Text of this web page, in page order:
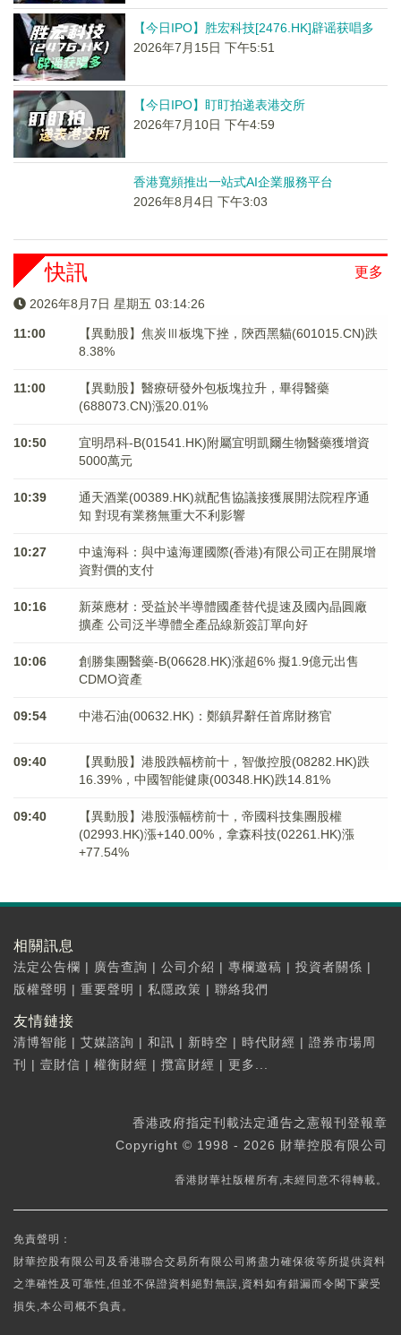
【今日IPO】胜宏科技[2476.HK]辟谣获唱多
2026年7月15日 下午5:51
【今日IPO】盯盯拍递表港交所
2026年7月10日 下午4:59
香港寬頻推出一站式AI企業服務平台
2026年8月4日 下午3:03
更多
快訊
2026年8月7日 星期五 03:14:26
11:00
【異動股】焦炭Ⅲ板塊下挫，陝西黑貓(601015.CN)跌
8.38%
11:00
【異動股】醫療研發外包板塊拉升，畢得醫藥
(688073.CN)漲20.01%
10:50
宜明昂科-B(01541.HK)附屬宜明凱爾生物醫藥獲增資
5000萬元
10:39
通天酒業(00389.HK)就配售協議接獲展開法院程序通
知 對現有業務無重大不利影響
10:27
中遠海科：與中遠海運國際(香港)有限公司正在開展增
資對價的支付
10:16
新萊應材：受益於半導體國產替代提速及國內晶圓廠
擴產 公司泛半導體全產品線新簽訂單向好
10:06
創勝集團醫藥-B(06628.HK)涨超6% 擬1.9億元出售
CDMO資產
09:54 中港石油(00632.HK)：鄭鎮昇辭任首席財務官
09:40
【異動股】港股跌幅榜前十，智傲控股(08282.HK)跌
16.39%，中國智能健康(00348.HK)跌14.81%
09:40
【異動股】港股漲幅榜前十，帝國科技集團股權
(02993.HK)漲+140.00%，拿森科技(02261.HK)漲
+77.54%
相關訊息
法定公告欄 | 廣告查詢 | 公司介紹 | 專欄邀稿 | 投資者關係 |
版權聲明 | 重要聲明 | 私隱政策 | 聯絡我們
友情鏈接
清博智能 | 艾媒諮詢 | 和訊 | 新時空 | 時代財經 | 證券市場周
刊
| 壹財信 | 權衡財經 | 攬富財經 | 更多...
香港政府指定刊載法定通告之憲報刊登報章
Copyright © 1998 - 2026 財華控股有限公司
香港財華社版權所有,未經同意不得轉載。
免責聲明：
財華控股有限公司及香港聯合交易所有限公司將盡力確保彼等所提供資料
之準確性及可靠性,但並不保證資料絕對無誤,資料如有錯漏而令閣下蒙受
損失,本公司概不負責。